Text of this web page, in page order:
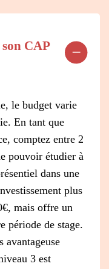
CAP
le budget varie
En tant que
comptez entre 2
pouvoir étudier à
dans une
plus
mais offre un
période de stage.
avantageuse
3 est